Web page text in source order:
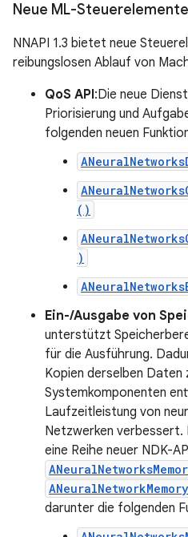
Neue ML-Steuerelemente
NNAPI 1.3 bietet neue
reibungslosen Ablauf von
QoS API:Die neue
Priorisierung und
folgenden neuen
()
)
Ein-/Ausgabe von
unterstützt
für die Ausführung.
Kopien derselben Daten
Systemkomponenten
Laufzeitleistung von
Netzwerken verbessert.
eine Reihe neuer NDK-
ANeuralNetworkMemory
darunter die folgenden